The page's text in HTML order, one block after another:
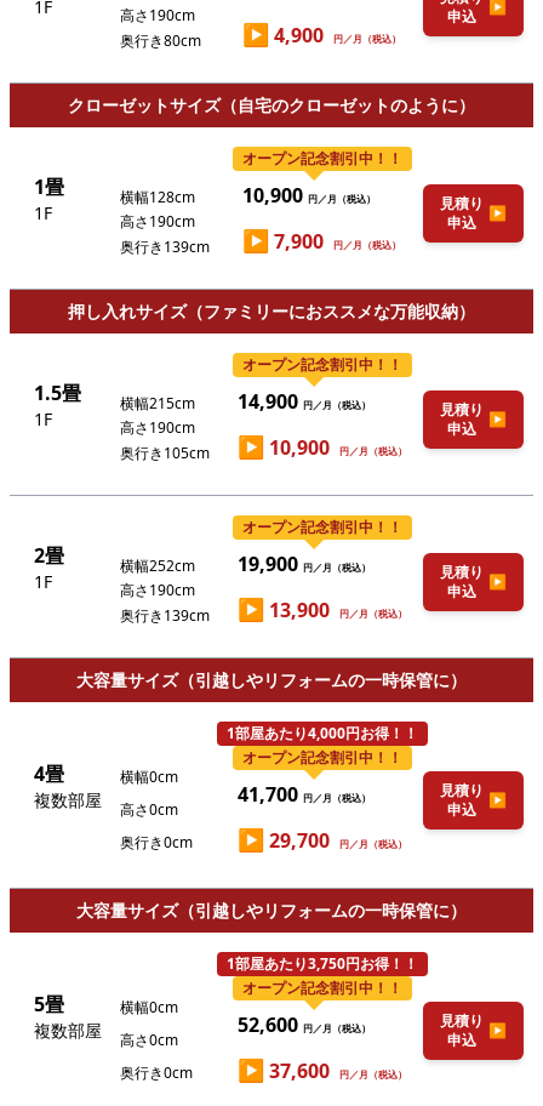
1F
高さ190cm
奥行き80cm
▶4,900 円／月（税込）
申込
▶
クローゼットサイズ（自宅のクローゼットのように）
1畳
1F
横幅128cm
高さ190cm
奥行き139cm
オープン記念割引中！！
10,900円／月（税込）
▶7,900 円／月（税込）
見積り
申込
▶
押し入れサイズ（ファミリーにおススメな万能収納）
1.5畳
1F
横幅215cm
高さ190cm
奥行き105cm
オープン記念割引中！！
14,900 円／月（税込）
▶ 10,900 円／月（税込）
見積り
申込
▶
2畳
1F
横幅252cm
高さ190cm
奥行き139cm
オープン記念割引中！！
19,900 円／月（税込）
▶ 13,900 円／月（税込）
見積り
申込
▶
大容量サイズ（引越しやリフォームの一時保管に）
4畳
複数部屋
横幅0cm
高さ0cm
奥行き0cm
オープン記念割引中！！
1部屋あたり4,000円お得！！
41,700 円／月（税込）
▶ 29,700 円／月（税込）
見積り
申込
▶
大容量サイズ（引越しやリフォームの一時保管に）
5畳
複数部屋
横幅0cm
高さ0cm
奥行き0cm
オープン記念割引中！！
1部屋あたり3,750円お得！！
52,600 円／月（税込）
▶ 37,600 円／月（税込）
見積り
申込
▶